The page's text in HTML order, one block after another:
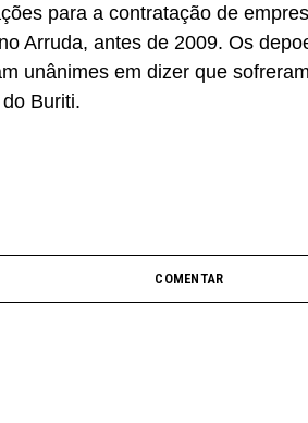
para a contratação de
Arruda, antes de 2009. Os
unânimes em dizer que
Buriti.
COMENTAR